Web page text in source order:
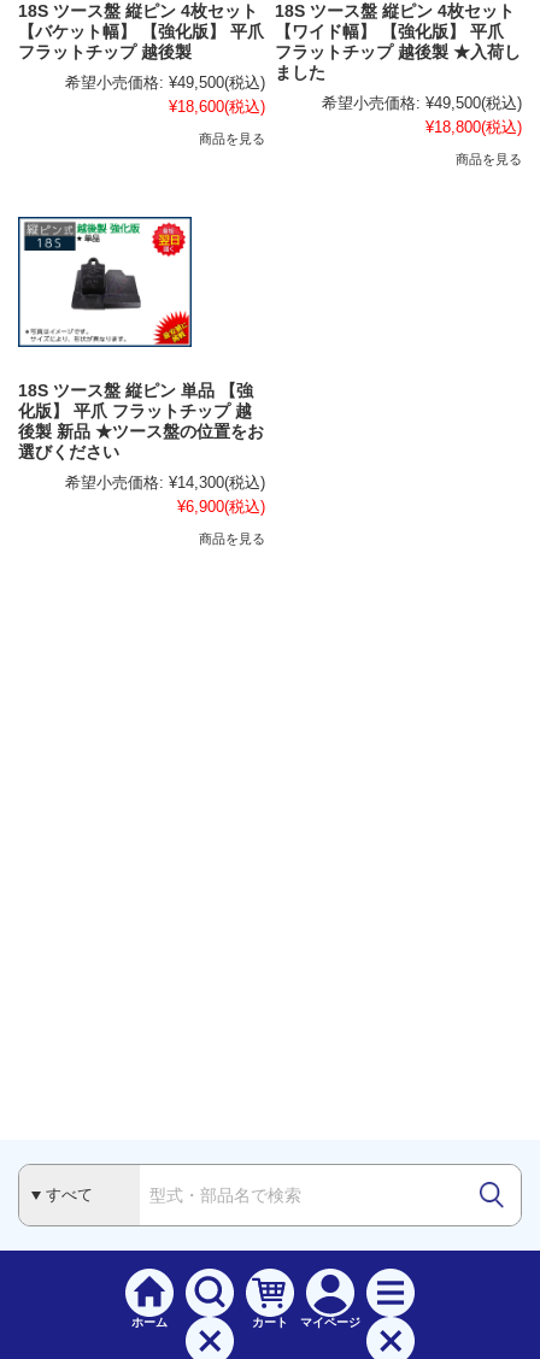
18S ツース盤 縦ピン 4枚セット
【バケット幅】 【強化版】 平爪
フラットチップ 越後製
希望小売価格: ¥49,500(税込)
¥18,600(税込)
商品を見る
18S ツース盤 縦ピン 4枚セット
【ワイド幅】 【強化版】 平爪
フラットチップ 越後製 ★入荷し
ました
希望小売価格: ¥49,500(税込)
¥18,800(税込)
商品を見る
18S ツース盤 縦ピン 単品 【強
化版】 平爪 フラットチップ 越
後製 新品 ★ツース盤の位置をお
選びください
希望小売価格: ¥14,300(税込)
¥6,900(税込)
商品を見る
ホーム カート マイページ